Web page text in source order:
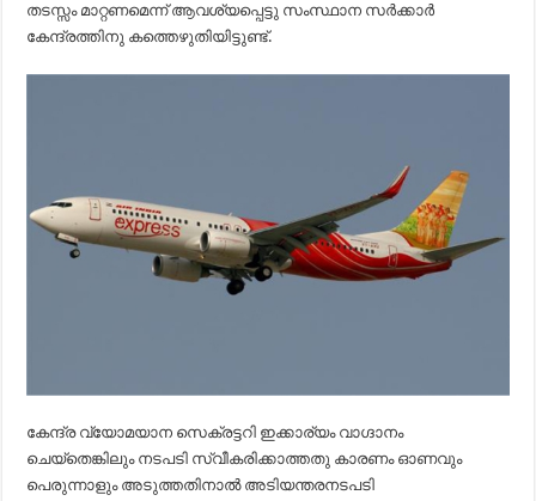
തടസ്സം മാറ്റണമെന്ന് ആവശ്യപ്പെട്ടു സംസ്ഥാന സര്‍ക്കാര്‍
കേന്ദ്രത്തിനു കത്തെഴുതിയിട്ടുണ്ട്.
കേന്ദ്ര വ്യോമയാന സെക്രട്ടറി ഇക്കാര്യം വാഗ്ദാനം
ചെയ്‌തെങ്കിലും നടപടി സ്വീകരിക്കാത്തതു കാരണം ഓണവും
പെരുന്നാളും അടുത്തതിനാല്‍ അടിയന്തരനടപടി